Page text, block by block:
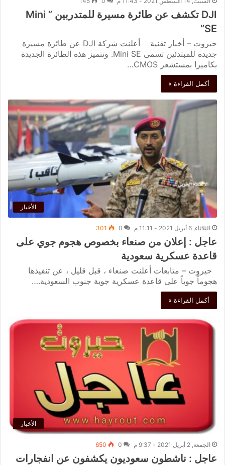
DJI تكشف عن طائرة مسيرة للمتدربين ” Mini
SE”
حيروت – أخبار تقنية أعلنت شركة DJI عن طائرة مسيرة
جديدة للمبتدئين تسمى Mini SE. وتتميز هذه الطائرة الجديدة
بكاميرا بمستشعر CMOS…
أكمل القراءة »
الأخبار
الثلاثاء, 6 أبريل 2021 - 11:11 م 0
301
عاجل : إعلان من صنعاء بخصوص هجوم جوي على
قاعدة عسكرية سعودية
حيروت – متابعات أعلنت صنعاء ، قبل قليل ، عن تنفيذها
هجوماً جوياً على قاعدة عسكرية جوية جنوب السعودية.…
أكمل القراءة »
الأخبار
الجمعة, 2 أبريل 2021 - 9:37 م 0
650
عاجل : ناشطون سعوديون يكشفون عن انفجارات